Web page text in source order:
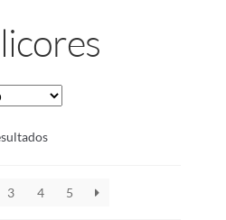
3 4 5